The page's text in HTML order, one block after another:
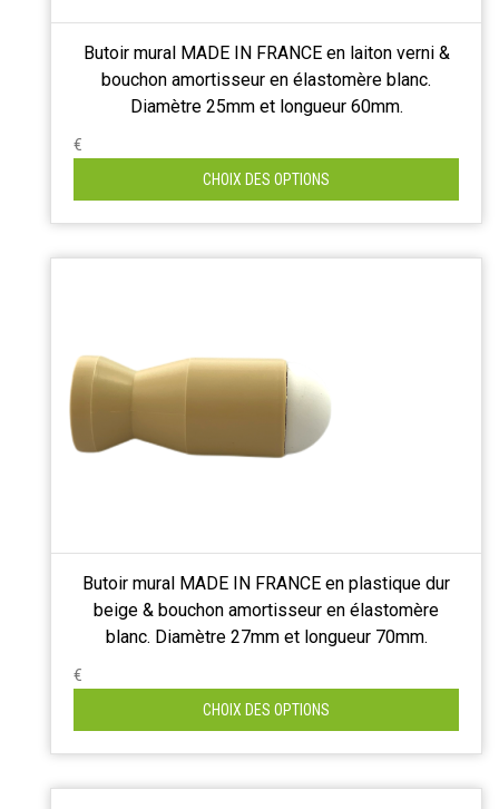
Butoir mural MADE IN FRANCE en laiton verni &
bouchon amortisseur en élastomère blanc.
Diamètre 25mm et longueur 60mm.
€
CHOIX DES OPTIONS
Butoir mural MADE IN FRANCE en plastique dur
beige & bouchon amortisseur en élastomère
blanc. Diamètre 27mm et longueur 70mm.
€
CHOIX DES OPTIONS